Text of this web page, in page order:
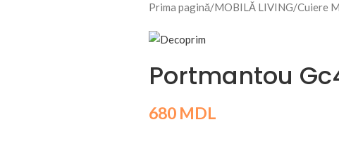
Prima pagină/MOBILĂ LIVING/Cuiere
Portmantou
680 MDL